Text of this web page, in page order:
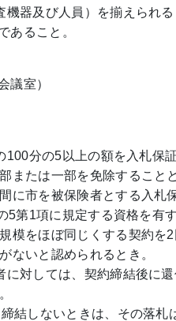
器及び人員）を揃えられ
あること。
議室）
分の5以上の額を入札保
または一部を免除すること
市を被保険者とする入札
第1項に規定する資格を有
模をほぼ同じくする契約を
ないと認められるとき。
対しては、契約締結後に
結しないときは、その落札